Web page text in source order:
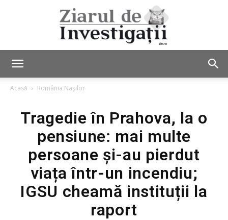
de
Investigații
Acasă România Nașilor
Tragedie în Prahova, la o
pensiune: mai multe
persoane și-au pierdut
viața într-un incendiu;
IGSU cheamă instituții la
raport